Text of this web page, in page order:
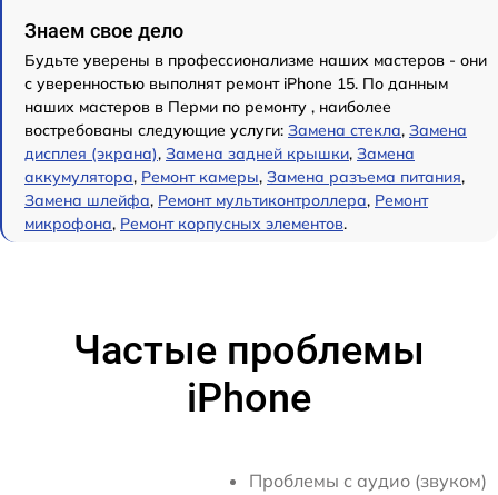
Знаем свое дело
Будьте уверены в профессионализме наших мастеров - они
с уверенностью выполнят ремонт iPhone 15. По данным
наших мастеров в Перми по ремонту , наиболее
востребованы следующие услуги: Замена стекла, Замена
дисплея (экрана), Замена задней крышки, Замена
аккумулятора, Ремонт камеры, Замена разъема питания,
Замена шлейфа, Ремонт мультиконтроллера, Ремонт
микрофона, Ремонт корпусных элементов.
Частые проблемы
iPhone
Проблемы с аудио (звуком)